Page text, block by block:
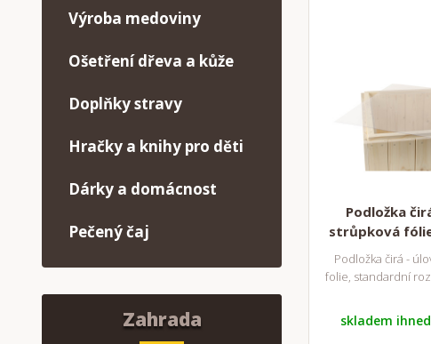
Podložka
strůpková
Podložka čirá -
folie, standardní
skladem
Výroba medoviny
Ošetření dřeva a kůže
Doplňky stravy
Hračky a knihy pro děti
Dárky a domácnost
Pečený čaj
Zahrada